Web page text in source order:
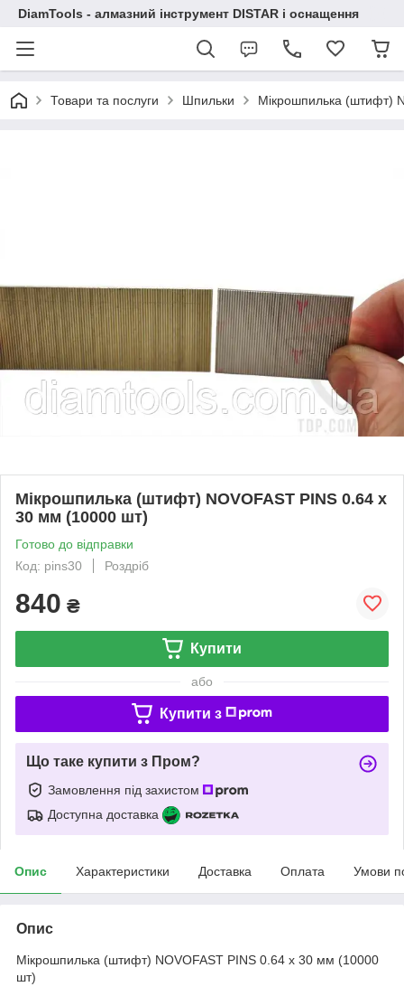
DiamTools - алмазний інструмент DISTAR і оснащення
Товари та послуги Шпильки Мікрошпилька (штифт)
Мікрошпилька (штифт) NOVOFAST PINS 0.64 x
30 мм (10000 шт)
Готово до відправки
Код: pins30
Роздріб
840 ₴
Купити
або
Купити з
Що таке купити з Пром?
Замовлення під захистом
Доступна доставка
Опис Характеристики Доставка Оплата Умови
Опис
Мікрошпилька (штифт) NOVOFAST PINS 0.64 x 30 мм (10000
шт)